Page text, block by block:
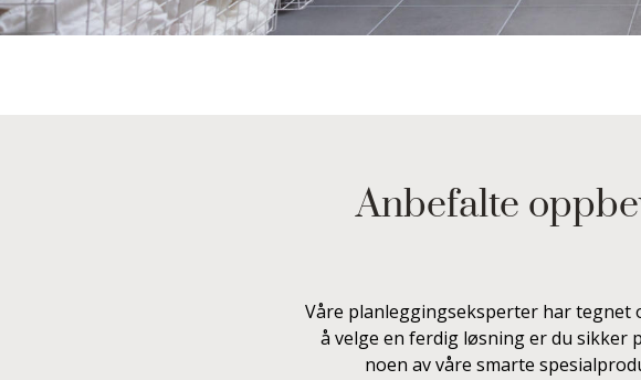
Anbefalte
Våre planleggingseksperter har tegnet
å velge en ferdig løsning er du sikker
noen av våre smarte